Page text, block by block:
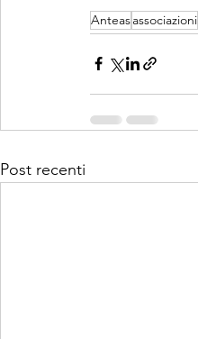
Anteasassociazioni
Post recenti